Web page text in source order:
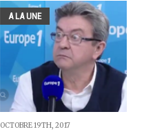
A LA UNE
OCTOBRE 19TH, 2017